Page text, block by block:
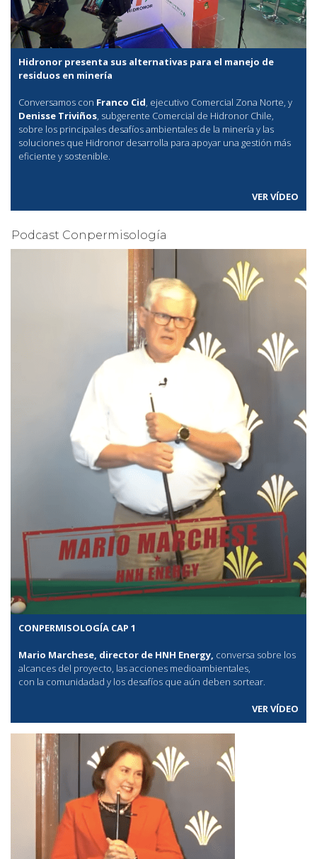
Hidronor presenta sus alternativas para el manejo de
residuos en minería
Conversamos con Franco Cid, ejecutivo Comercial Zona Norte, y
Denisse Triviños, subgerente Comercial de Hidronor Chile,
sobre los principales desafíos ambientales de la minería y las
soluciones que Hidronor desarrolla para apoyar una gestión más
eficiente y sostenible.
VER VÍDEO
Podcast Conpermisología
CONPERMISOLOGÍA CAP 1
Mario Marchese, director de HNH Energy, conversa sobre los
alcances del proyecto, las acciones medioambientales,
con la comunidadad y los desafíos que aún deben sortear.
VER VÍDEO